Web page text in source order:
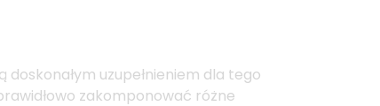
doskonałym uzupełnieniem dla tego
zakomponować różne